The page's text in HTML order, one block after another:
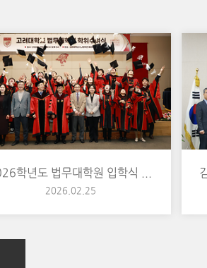
2026학년도 법무대학원 입학식 및 2025학년도 법무대학원 졸업식
2026.02.25